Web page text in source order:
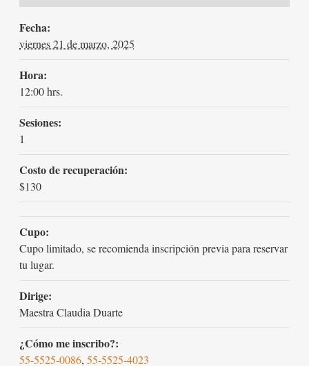
Fecha:
viernes 21 de marzo, 2025
Hora:
12:00 hrs.
Sesiones:
1
Costo de recuperación:
$130
Cupo:
Cupo limitado, se recomienda inscripción previa para reservar
tu lugar.
Dirige:
Maestra Claudia Duarte
¿Cómo me inscribo?:
55-5525-0086,55-5525-4023